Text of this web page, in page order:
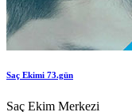
Saç Ekimi 73.gün
Saç Ekim Merkezi